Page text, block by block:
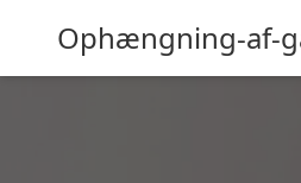
Ophængning-af-